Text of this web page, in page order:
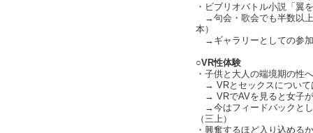
・ビブリオバトル小説「翼
→句会・歌会でも半数以上
本）
→ギャラリーとしての参
○VR性体験
・子供と大人の端境期の性
→ VRとセックスについて
→ VRでAVを見ると女子
→今はフィードバックとし
（三上）
・興奮するほど入り込める